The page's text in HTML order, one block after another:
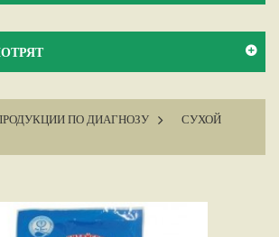
ПО ДИАГНОЗУ >
СУХОЙ